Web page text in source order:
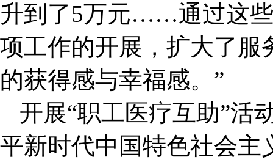
升到了5万元……通过这
项工作的开展，扩大了服
的获得感与幸福感。”
开展“职工医疗互助”活
平新时代中国特色社会主